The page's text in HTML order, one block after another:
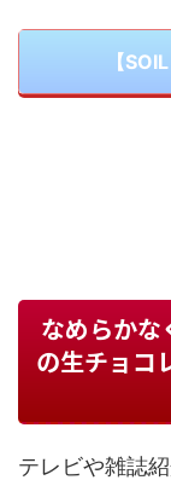
【
なめらか
の生チョコ
テレビや雑誌